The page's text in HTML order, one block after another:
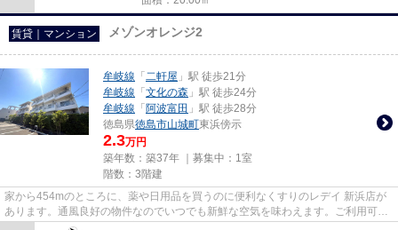
賃貸｜マンション メゾンオレンジ2
牟岐線 「 二軒屋 」駅 徒歩21分
牟岐線 「 文化の森 」駅 徒歩24分
牟岐線 「 阿波富田 」駅 徒歩28分
徳島県徳島市山城町東浜傍示
2.3万円
築年数：築37年 ｜募集中： 1室
階数：3階建
家から454mのところに、薬や日用品を買うのに便利なくすりのレデイ 新浜店が
あります。通風良好の物件なのでいつでも新鮮な空気を味わえます。ご利用可能
な駅が2つあり、行き先に応じ...